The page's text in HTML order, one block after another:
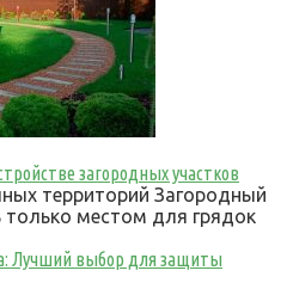
загородных участков
территорий Загородный
местом для грядок
Лучший выбор для защиты